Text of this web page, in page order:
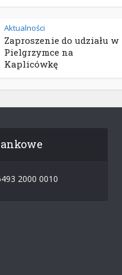
Aktualności
Zaproszenie do udziału w
Pielgrzymce na
Kaplicówkę
2000 0010